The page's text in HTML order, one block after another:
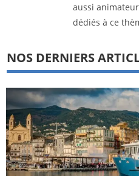
aussi
dédiés à ce
NOS DERNIERS